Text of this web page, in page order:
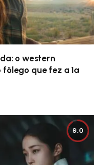
o western
que fez a 1ª
9.0